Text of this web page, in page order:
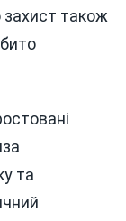
захист також
та